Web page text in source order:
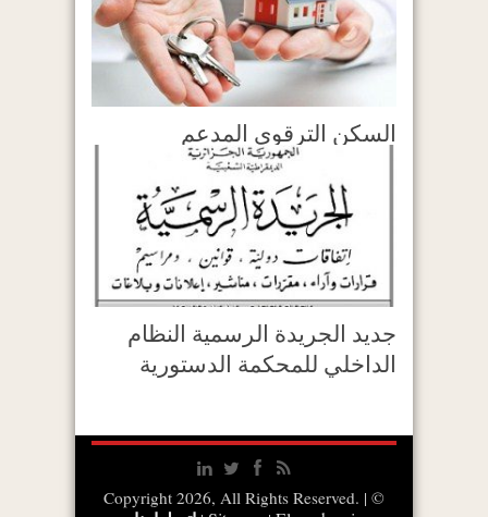
السكن الترقوي المدعم
جديد الجريدة الرسمية النظام
الداخلي للمحكمة الدستورية
© Copyright 2026, All Rights Reserved. |